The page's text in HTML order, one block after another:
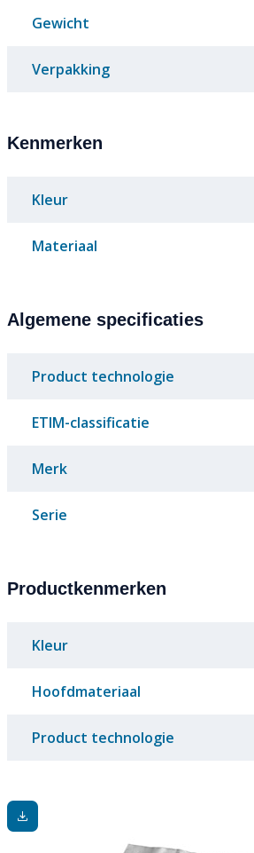
Gewicht
Verpakking
Kenmerken
Kleur
Materiaal
Algemene specificaties
Product technologie
ETIM-classificatie
Merk
Serie
Productkenmerken
Kleur
Hoofdmateriaal
Product technologie